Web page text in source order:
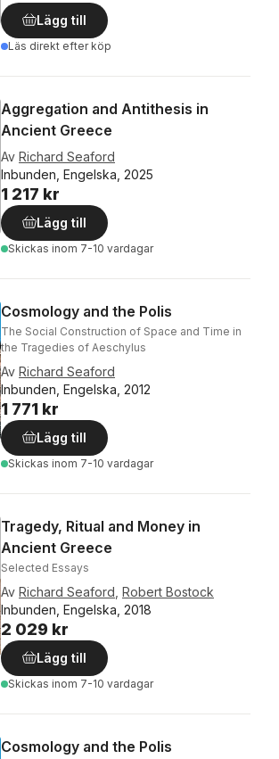
Lägg till
Läs direkt efter köp
Aggregation and Antithesis in
Ancient Greece
Av Richard Seaford
Inbunden, Engelska, 2025
1 217 kr
Lägg till
Skickas inom 7-10 vardagar
Cosmology and the Polis
The Social Construction of Space and Time in
the Tragedies of Aeschylus
Av Richard Seaford
Inbunden, Engelska, 2012
1 771 kr
Lägg till
Skickas inom 7-10 vardagar
Tragedy, Ritual and Money in
Ancient Greece
Selected Essays
Av Richard Seaford Robert Bostock
Inbunden, Engelska, 2018
2 029 kr
Lägg till
Skickas inom 7-10 vardagar
Cosmology and the Polis